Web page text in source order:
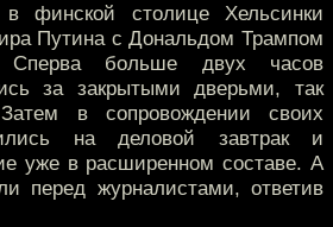
финской столице Хельсинки
Путина с Дональдом Трампом
Сперва больше двух часов
за закрытыми дверьми, так
Затем в сопровождении своих
на деловой завтрак и
уже в расширенном составе. А
перед журналистами, ответив